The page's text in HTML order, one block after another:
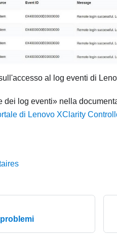
al log eventi di
dei log eventi
nella
di Lenovo XClarity